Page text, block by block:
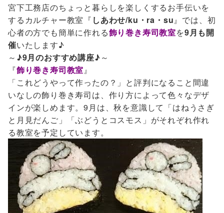
宮下工務店のちょっと暮らしを楽しくするお手伝いを
するカルチャー教室『 しあわせ/ku・ra・su』では、初
心者の方でも簡単に作れる飾り巻き寿司教室を9月も開
催いたします♪
～ ♪9月のおすすめ講座♪ ～
『飾り巻き寿司教室』
「これどうやって作ったの？」と評判になること間違
いなしの飾り巻き寿司は、作り方によって色々なデザ
インが楽しめます。9月は、秋を意識して「はねうさぎ
と月見だんご」「ぶどうとコスモス」がそれぞれ作れ
る教室を予定しています。